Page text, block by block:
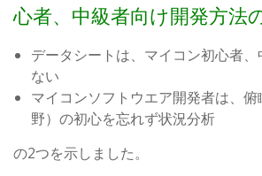
心者、中級者向け開発方法
データシートは、マイコン初心者
ない
マイコンソフトウエア開発者は、
野）の初心を忘れず状況分析
の2つを示しました。